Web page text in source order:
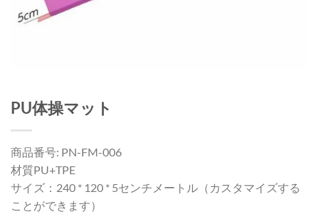
PU体操マット
商品番号: PN-FM-006
材質PU+TPE
サイズ：240 * 120 * 5センチメートル（カスタマイズする
ことができます）